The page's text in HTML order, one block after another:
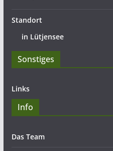
Standort
in Lütjensee
Sonstiges
Links
Info
Das Team